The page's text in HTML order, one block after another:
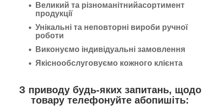
Великий та різноманітнийасортимент
продукції
Унікальні та неповторні вироби ручної
роботи
Виконуємо індивідуальні замовлення
Якіснообслуговуємо кожного клієнта
З приводу будь-яких запитань, щодо
товару телефонуйте абопишіть: